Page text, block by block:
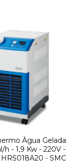
Àgua Gelada
h - 1,9 Kw - 220V -
- SMC